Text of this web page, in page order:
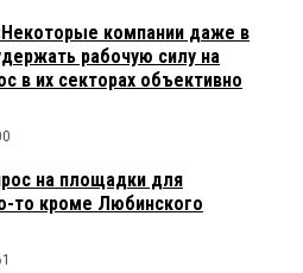
компании даже в
рабочую силу на
в их секторах объективно
на площадки для
то кроме Любинского